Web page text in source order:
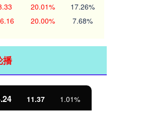
20.01% 17.26%
20.00% 7.68%
播
11.37 1.01%